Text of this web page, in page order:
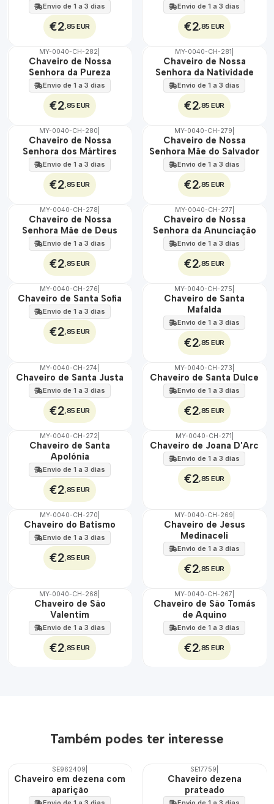
Envio de 1 a 3 dias
€2 ,85 EUR
Envio de 1 a 3 dias
€2 ,85 EUR
🇵🇹
100%
MY-0040-CH-282
Chaveiro de Nossa
Senhora da Pureza
Envio de 1 a 3 dias
€2 ,85 EUR
🇵🇹
100%
MY-0040-CH-281
Chaveiro de Nossa
Senhora da Natividade
Envio de 1 a 3 dias
€2 ,85 EUR
🇵🇹
100%
MY-0040-CH-280
Chaveiro de Nossa
Senhora dos Mártires
Envio de 1 a 3 dias
€2 ,85 EUR
🇵🇹
100%
MY-0040-CH-279
Chaveiro de Nossa
Senhora Mãe do Salvador
Envio de 1 a 3 dias
€2 ,85 EUR
🇵🇹
100%
MY-0040-CH-278
Chaveiro de Nossa
Senhora Mãe de Deus
Envio de 1 a 3 dias
€2 ,85 EUR
🇵🇹
100%
MY-0040-CH-277
Chaveiro de Nossa
Senhora da Anunciação
Envio de 1 a 3 dias
€2 ,85 EUR
🇵🇹
100%
MY-0040-CH-276
Chaveiro de Santa Sofia
Envio de 1 a 3 dias
€2 ,85 EUR
🇵🇹
MY-0040-CH-275
Chaveiro de Santa
Mafalda
Envio de 1 a 3 dias
€2 ,85 EUR
🇵🇹
100%
MY-0040-CH-274
Chaveiro de Santa Justa
Envio de 1 a 3 dias
€2 ,85 EUR
🇵🇹
100%
MY-0040-CH-273
Chaveiro de Santa Dulce
Envio de 1 a 3 dias
€2 ,85 EUR
🇵🇹
MY-0040-CH-272
Chaveiro de Santa
Apolónia
Envio de 1 a 3 dias
€2 ,85 EUR
🇵🇹
100%
MY-0040-CH-271
Chaveiro de Joana D'Arc
Envio de 1 a 3 dias
€2 ,85 EUR
🇵🇹
100%
MY-0040-CH-270
Chaveiro do Batismo
Envio de 1 a 3 dias
€2 ,85 EUR
🇵🇹
MY-0040-CH-269
Chaveiro de Jesus
Medinaceli
Envio de 1 a 3 dias
€2 ,85 EUR
🇵🇹
MY-0040-CH-268
Chaveiro de São
Valentim
Envio de 1 a 3 dias
€2 ,85 EUR
🇵🇹
MY-0040-CH-267
Chaveiro de São Tomás
de Aquino
Envio de 1 a 3 dias
€2 ,85 EUR
Também podes ter interesse
DESCONTO
SE962409
Chaveiro em dezena com
aparição
DESCONTO
SE17759
Chaveiro dezena
prateado